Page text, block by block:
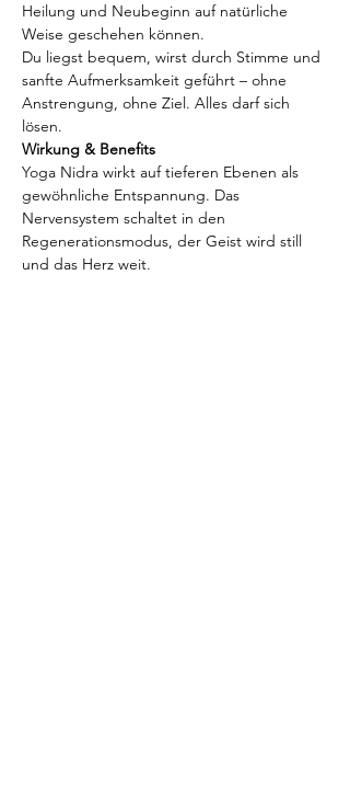
Heilung und Neubeginn auf natürliche
Weise geschehen können.
Du liegst bequem, wirst durch Stimme und
sanfte Aufmerksamkeit geführt – ohne
Anstrengung, ohne Ziel. Alles darf sich
lösen.
Wirkung & Benefits
Yoga Nidra wirkt auf tieferen Ebenen als
gewöhnliche Entspannung. Das
Nervensystem schaltet in den
Regenerationsmodus, der Geist wird still
und das Herz weit.